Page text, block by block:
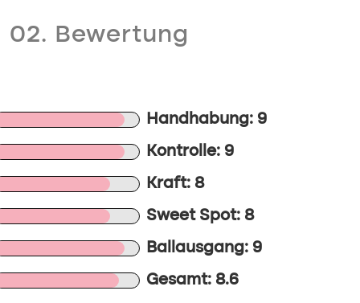
02. Bewertung
Handhabung: 9
Kontrolle: 9
Kraft: 8
Sweet Spot: 8
Ballausgang: 9
Gesamt: 8.6